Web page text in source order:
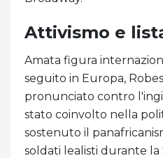
Attivismo e
Amata figura
seguito in Europa,
pronunciato contro
stato coinvolto nella
sostenuto il
soldati lealisti durante la